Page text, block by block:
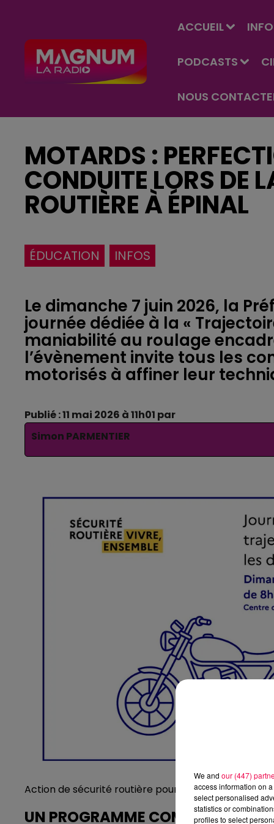
ACCUEIL
PODCASTS
NOUS
MOTARDS :
CONDUITE LORS DE
ROUTIÈRE À ÉPINAL
ÉDUCATION INFOS
Le dimanche 7 juin 2026, la
journée dédiée à la «
maniabilité au roulage
l’évènement invite tous les
motorisés à affiner leur
Publié : 11 mai 2026 à 11h01 par
Simon PARMENTIER
Action de sécurité routière pour les deux-roues
UN PROGRAMME COMPLET POUR
We and our (447)
access information on
select personalised
statistics or
profiles to select